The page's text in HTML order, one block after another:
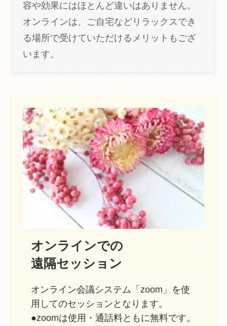
容や効果にはほとんど違いはありません。
オンラインは、ご自宅などリラックスでき
る場所で受けていただけるメリットもござ
います。
オンラインでの
遠隔セッション
オンライン会議システム「zoom」を使
用してのセッションとなります。
●zoomは使用・通話料ともに無料です。